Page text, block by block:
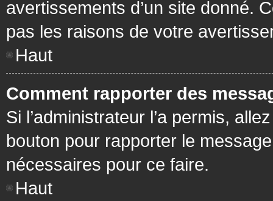
avertissements d’un site donné.
pas les raisons de votre
Haut
Comment rapporter des
Si l’administrateur l’a permis,
bouton pour rapporter le
nécessaires pour ce faire.
Haut